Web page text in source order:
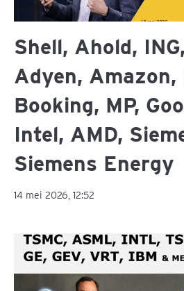
Shell, Ahold,
Adyen,
Booking, MP,
Intel, AMD,
Siemens Energy
14 mei 2026, 12:52